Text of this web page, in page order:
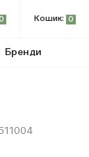
Бренди
Кошик: 0